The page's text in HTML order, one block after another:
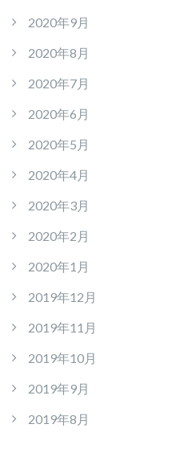
2020年9月
2020年8月
2020年7月
2020年6月
2020年5月
2020年4月
2020年3月
2020年2月
2020年1月
2019年12月
2019年11月
2019年10月
2019年9月
2019年8月